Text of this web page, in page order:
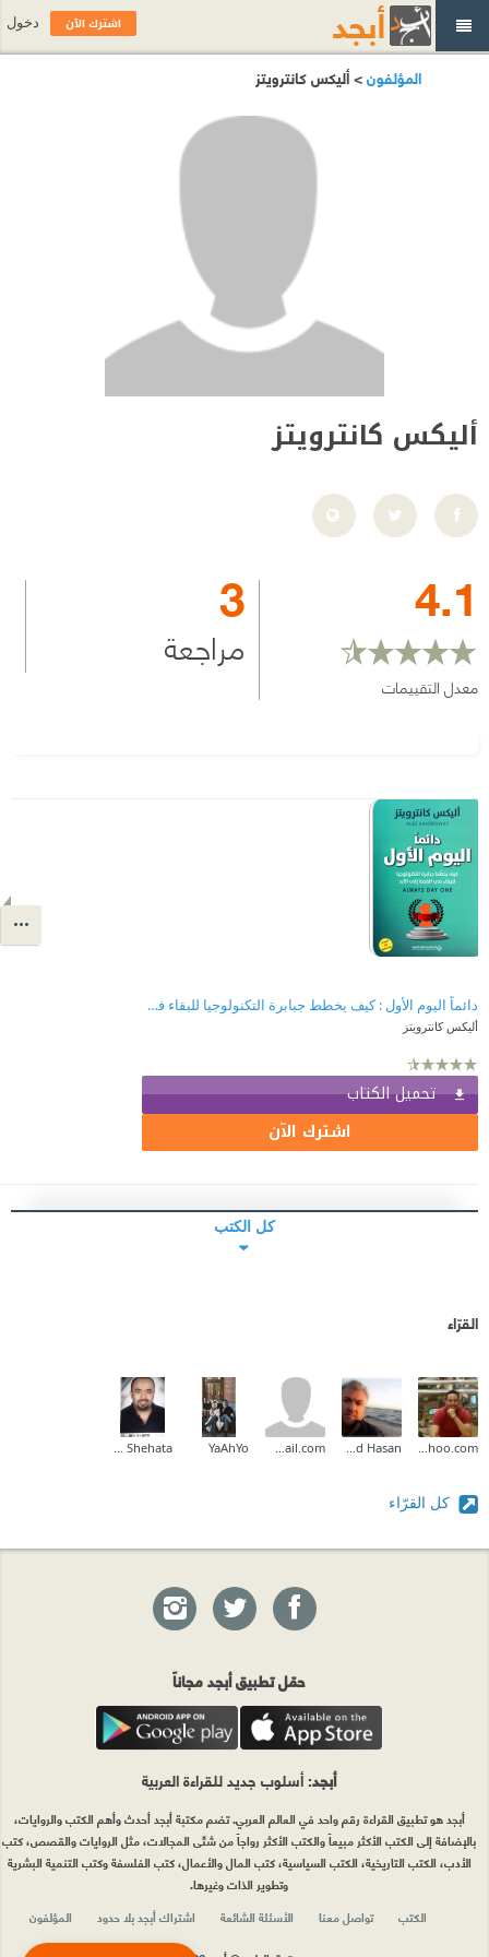
المؤلفون> أليكس كانترويتز
أليكس كانترويتز
4.1
معدل التقييمات
3
مراجعة
دائماً اليوم الأول : كيف يخطط جبابرة التكنولوجيا للبقاء في القمة إلى الأبد
أليكس كانترويتز
تحميل الكتاب
اشترك الآن
كل الكتب
القرّاء
YaAhYo
كل القرّاء
اشترك الآن دخول
حمّل تطبيق أبجد مجاناً
أبجد: أسلوب جديد للقراءة العربية
أبجد هو تطبيق القراءة رقم واحد في العالم العربي. تضم مكتبة أبجد أحدث وأهم الكتب والروايات،
بالإضافة إلى الكتب الأكثر مبيعاً والكتب الأكثر رواجاً من شتّى المجالات، مثل الروايات والقصص، كتب
الأدب، الكتب التاريخية، الكتب السياسية، كتب المال والأعمال، كتب الفلسفة وكتب التنمية البشرية
وتطوير الذات وغيرها.
الكتب
تواصل معنا الأسئلة الشائعة اشتراك أبجد بلا حدود
المؤلفون